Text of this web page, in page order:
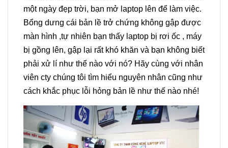
một ngày đẹp trời, bạn mở laptop lên để làm việc.
Bổng dưng cái bản lề trở chứng không gập được
màn hình ,tự nhiên bạn thấy laptop bị rơi ốc , máy
bị gồng lên, gập lại rất khó khăn và bạn không biết
phải xử lí như thế nào với nó? Hãy cùng với nhân
viên cty chúng tôi tìm hiểu nguyên nhân cũng như
cách khắc phục lỗi hỏng bản lề như thế nào nhé!